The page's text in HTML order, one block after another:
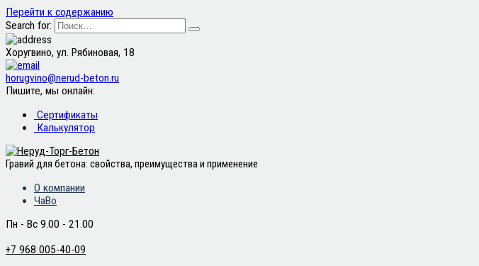
Перейти к содержанию
Search for:
Хоругвино, ул. Рябиновая, 18
horugvino@nerud-beton.ru
Пишите, мы онлайн:
Сертификаты
Калькулятор
Гравий для бетона: свойства, преимущества и применение
О компании
ЧаВо
Пн - Вс 9.00 - 21.00
+7 968 005-40-09